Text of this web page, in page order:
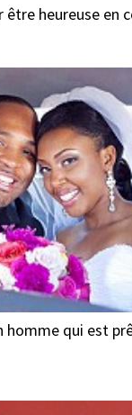
être heureuse en
homme qui est